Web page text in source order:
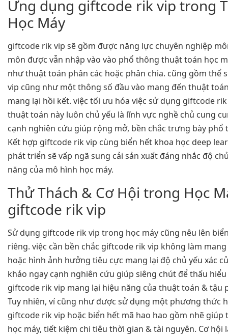
Ứng dụng giftcode rik vip trong
Học Máy
giftcode rik vip sẽ gồm được năng lực chuyên nghiệp
môn được vẫn nhập vào vào phổ thông thuật toán học
như thuật toán phân các hoặc phân chia. cũng gồm thể
vip cũng như một thông số đầu vào mang đến thuật
mang lại hồi kết. việc tối ưu hóa việc sử dụng giftcode
thuật toán này luôn chủ yếu là lĩnh vực nghề chủ cung
cạnh nghiên cứu giúp rộng mở, bền chắc trưng bày phổ
Kết hợp giftcode rik vip cùng biển hết khoa học deep
phát triển sẽ vấp ngã sung cải sản xuất đáng nhắc độ
năng của mô hình học máy.
Thử Thách & Cơ Hội trong Học
giftcode rik vip
Sử dụng giftcode rik vip trong học máy cũng nêu lên
riêng. việc cần bền chắc giftcode rik vip không làm
hoặc hình ảnh hưởng tiêu cực mang lại độ chủ yếu xác
khảo ngay cạnh nghiên cứu giúp siêng chút để thấu
giftcode rik vip mang lại hiệu năng của thuật toán & tậu
Tuy nhiên, ví cũng như được sử dụng một phương thức
giftcode rik vip hoặc biển hết mã hao hao gồm nhẽ giúp
học máy, tiết kiệm chi tiêu thời gian & tài nguyên. Cơ hội